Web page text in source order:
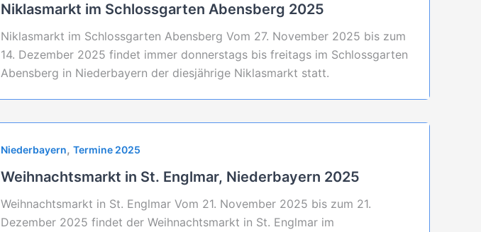
Niklasmarkt im Schlossgarten Abensberg 2025
Niklasmarkt im Schlossgarten Abensberg Vom 27. November 2025 bis zum
14. Dezember 2025 findet immer donnerstags bis freitags im Schlossgarten
Abensberg in Niederbayern der diesjährige Niklasmarkt statt.
Niederbayern, Termine 2025
Weihnachtsmarkt in St. Englmar, Niederbayern 2025
Weihnachtsmarkt in St. Englmar Vom 21. November 2025 bis zum 21.
Dezember 2025 findet der Weihnachtsmarkt in St. Englmar im